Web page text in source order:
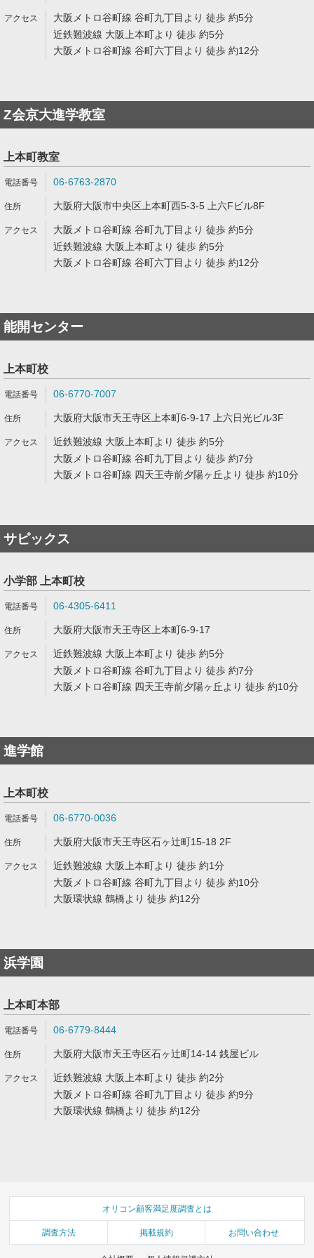
大阪メトロ谷町線 谷町九丁目より 徒歩 約5分
近鉄難波線 大阪上本町より 徒歩 約5分
大阪メトロ谷町線 谷町六丁目より 徒歩 約12分
Z会京大進学教室
上本町教室
06-6763-2870
大阪府大阪市中央区上本町西5-3-5 上六Fビル8F
大阪メトロ谷町線 谷町九丁目より 徒歩 約5分
近鉄難波線 大阪上本町より 徒歩 約5分
大阪メトロ谷町線 谷町六丁目より 徒歩 約12分
能開センター
上本町校
06-6770-7007
大阪府大阪市天王寺区上本町6-9-17 上六日光ビル3F
近鉄難波線 大阪上本町より 徒歩 約5分
大阪メトロ谷町線 谷町九丁目より 徒歩 約7分
大阪メトロ谷町線 四天王寺前夕陽ヶ丘より 徒歩 約10分
サピックス
小学部 上本町校
06-4305-6411
大阪府大阪市天王寺区上本町6-9-17
近鉄難波線 大阪上本町より 徒歩 約5分
大阪メトロ谷町線 谷町九丁目より 徒歩 約7分
大阪メトロ谷町線 四天王寺前夕陽ヶ丘より 徒歩 約10分
進学館
上本町校
06-6770-0036
大阪府大阪市天王寺区石ヶ辻町15-18 2F
近鉄難波線 大阪上本町より 徒歩 約1分
大阪メトロ谷町線 谷町九丁目より 徒歩 約10分
大阪環状線 鶴橋より 徒歩 約12分
浜学園
上本町本部
06-6779-8444
大阪府大阪市天王寺区石ヶ辻町14-14 銭屋ビル
近鉄難波線 大阪上本町より 徒歩 約2分
大阪メトロ谷町線 谷町九丁目より 徒歩 約9分
大阪環状線 鶴橋より 徒歩 約12分
オリコン顧客満足度調査とは
調査方法 掲載規約 お問い合わせ